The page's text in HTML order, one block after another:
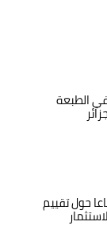
في الطبعة
حول تقييم